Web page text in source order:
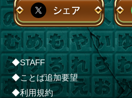
シェア
◆STAFF
◆ことば追加要望
◆利用規約